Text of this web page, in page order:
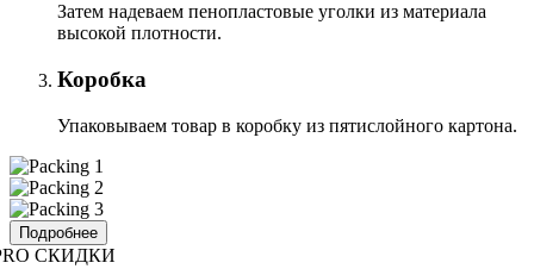
Затем надеваем пенопластовые уголки из материала
высокой плотности.
Коробка
Упаковываем товар в коробку из пятислойного картона.
Подробнее
СКИДКИ